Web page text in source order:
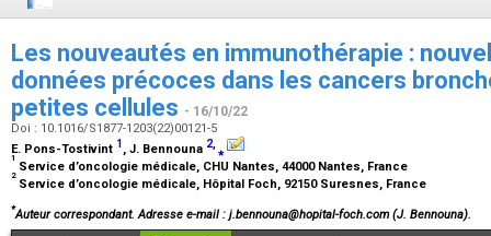
Les nouveautés en immunothérapie :
données précoces dans les cancers
petites cellules - 16/10/22
Doi : 10.1016/S1877-1203(22)00121-5
E. Pons-Tostivint 1 , J. Bennouna 2,⁎
1
Service d’oncologie médicale, CHU Nantes, 44000 Nantes, France
2
Service d’oncologie médicale, Hôpital Foch, 92150 Suresnes, France
*Auteur correspondant.Adresse e-mail : j.bennouna@hopital-foch.com (J. Bennouna).